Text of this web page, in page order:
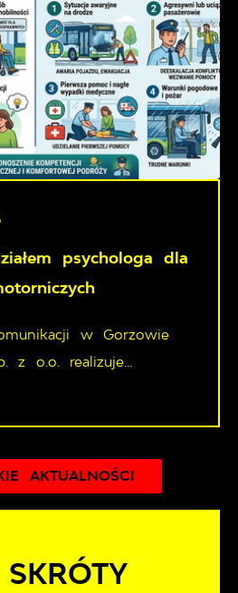
psychologa dla
w Gorzowie
z o.o. realizuje...
AKTUALNOŚCI